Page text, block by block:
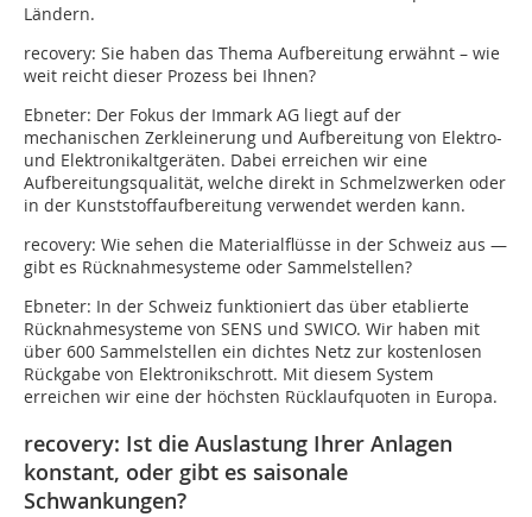
Ländern.
recovery: Sie haben das Thema Aufbereitung erwähnt – wie
weit reicht dieser Prozess bei Ihnen?
Ebneter: Der Fokus der Immark AG liegt auf der
mechanischen Zerkleinerung und Aufbereitung von Elektro-
und Elektronikaltgeräten. Dabei erreichen wir eine
Aufbereitungsqualität, welche direkt in Schmelzwerken oder
in der Kunststoffaufbereitung verwendet werden kann.
recovery: Wie sehen die Materialflüsse in der Schweiz aus —
gibt es Rücknahmesysteme oder Sammelstellen?
Ebneter: In der Schweiz funktioniert das über etablierte
Rücknahmesysteme von SENS und SWICO. Wir haben mit
über 600 Sammelstellen ein dichtes Netz zur kostenlosen
Rückgabe von Elektronikschrott. Mit diesem System
erreichen wir eine der höchsten Rücklaufquoten in Europa.
recovery: Ist die Auslastung Ihrer Anlagen
konstant, oder gibt es saisonale
Schwankungen?